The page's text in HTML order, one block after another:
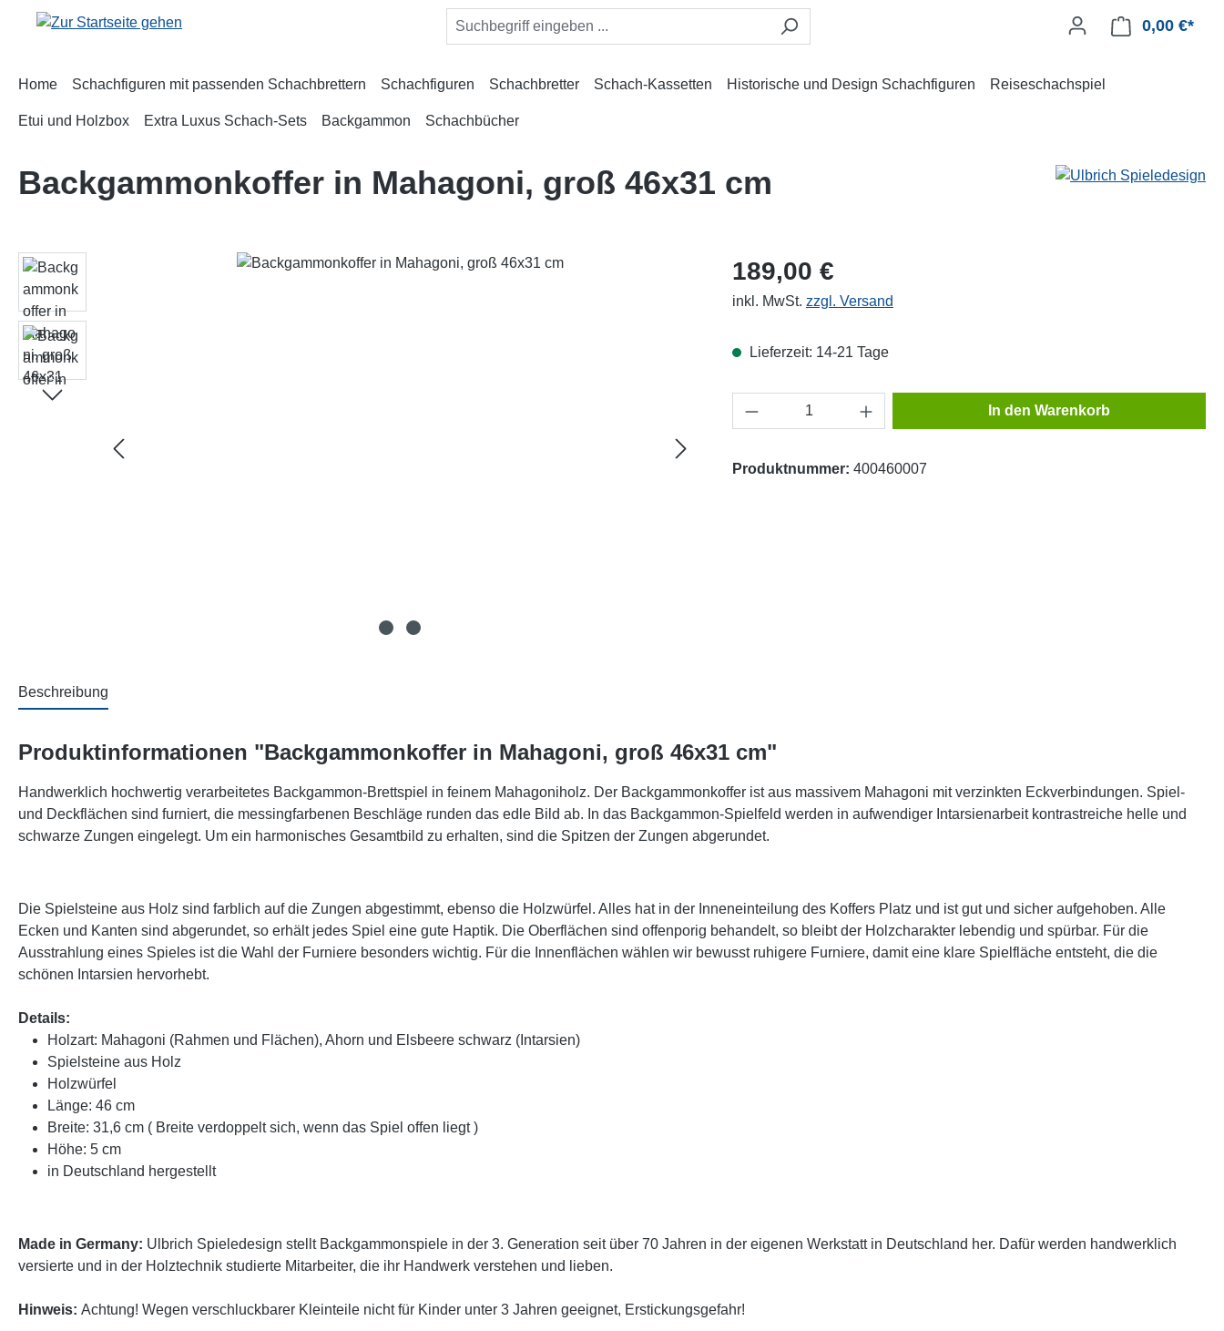
Hauptinhalt springen
Zur Suche springen
Zur Hauptnavigation springen 0,00 €*
Home Schachfiguren mit passenden Schachbrettern Schachfiguren Schachbretter Schach-Kassetten Historische und Design Schachfiguren Reiseschachspiel
Etui und Holzbox Extra Luxus Schach-Sets Backgammon Schachbücher
Backgammonkoffer in Mahagoni, groß 46x31 cm
Bildergalerie überspringen 189,00 €
inkl. MwSt. zzgl. Versand
Lieferzeit: 14-21 Tage
Produkt Anzahl: Gib den gewünschten Wert ein
In den Warenkorb
Produktnummer: 400460007
Beschreibung
Produktinformationen "Backgammonkoffer in Mahagoni, groß 46x31 cm"
Handwerklich hochwertig verarbeitetes Backgammon-Brettspiel in feinem Mahagoniholz. Der Backgammonkoffer ist aus massivem Mahagoni mit verzinkten Eckverbindungen. Spiel-
und Deckflächen sind furniert, die messingfarbenen Beschläge runden das edle Bild ab. In das Backgammon-Spielfeld werden in aufwendiger Intarsienarbeit kontrastreiche helle und
schwarze Zungen eingelegt. Um ein harmonisches Gesamtbild zu erhalten, sind die Spitzen der Zungen abgerundet.
Die Spielsteine aus Holz sind farblich auf die Zungen abgestimmt, ebenso die Holzwürfel. Alles hat in der Inneneinteilung des Koffers Platz und ist gut und sicher aufgehoben. Alle
Ecken und Kanten sind abgerundet, so erhält jedes Spiel eine gute Haptik. Die Oberflächen sind offenporig behandelt, so bleibt der Holzcharakter lebendig und spürbar. Für die
Ausstrahlung eines Spieles ist die Wahl der Furniere besonders wichtig. Für die Innenflächen wählen wir bewusst ruhigere Furniere, damit eine klare Spielfläche entsteht, die die
schönen Intarsien hervorhebt.
Details:
Holzart: Mahagoni (Rahmen und Flächen), Ahorn und Elsbeere schwarz (Intarsien)
Spielsteine aus Holz
Holzwürfel
Länge: 46 cm
Breite: 31,6 cm ( Breite verdoppelt sich, wenn das Spiel offen liegt )
Höhe: 5 cm
in Deutschland hergestellt
Made in Germany: Ulbrich Spieledesign stellt Backgammonspiele in der 3. Generation seit über 70 Jahren in der eigenen Werkstatt in Deutschland her. Dafür werden handwerklich
versierte und in der Holztechnik studierte Mitarbeiter, die ihr Handwerk verstehen und lieben.
Hinweis: Achtung! Wegen verschluckbarer Kleinteile nicht für Kinder unter 3 Jahren geeignet, Erstickungsgefahr!